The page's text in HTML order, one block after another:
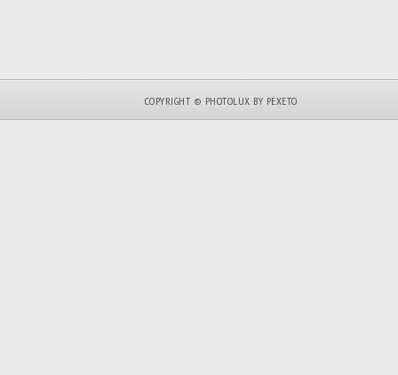
COPYRIGHT © PHOTOLUX BY PEXETO